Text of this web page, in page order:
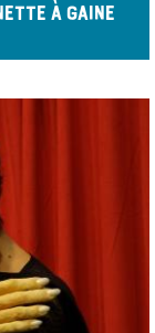
À GAINE